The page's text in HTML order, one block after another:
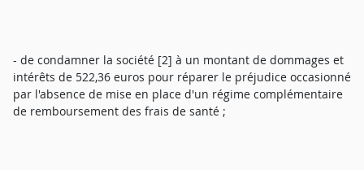
- de condamner la société [2] à un montant de dommages et
intérêts de 522,36 euros pour réparer le préjudice occasionné
par l'absence de mise en place d'un régime complémentaire
de remboursement des frais de santé ;